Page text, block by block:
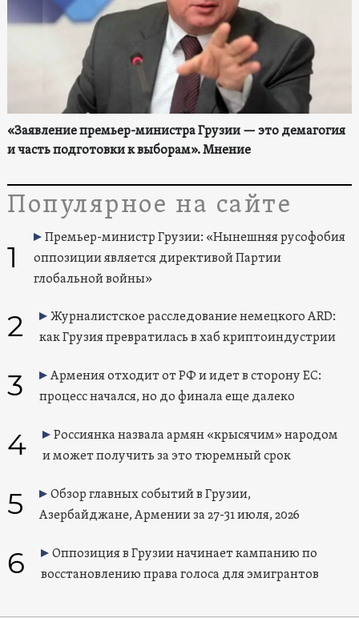
«Заявление премьер-министра Грузии — это демагогия
и часть подготовки к выборам». Мнение
Популярное на сайте
1
Премьер-министр Грузии: «Нынешняя русофобия
оппозиции является директивой Партии
глобальной войны»
2
Журналистское расследование немецкого ARD:
как Грузия превратилась в хаб криптоиндустрии
3
Армения отходит от РФ и идет в сторону ЕС:
процесс начался, но до финала еще далеко
4
Россиянка назвала армян «крысячим» народом
и может получить за это тюремный срок
5
Обзор главных событий в Грузии,
Азербайджане, Армении за 27-31 июля, 2026
6
Оппозиция в Грузии начинает кампанию по
восстановлению права голоса для эмигрантов